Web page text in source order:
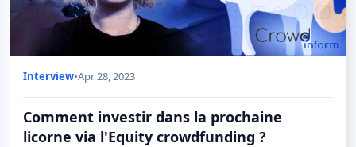
Interview•Apr 28, 2023
Comment investir dans la prochaine
licorne via l'Equity crowdfunding ?